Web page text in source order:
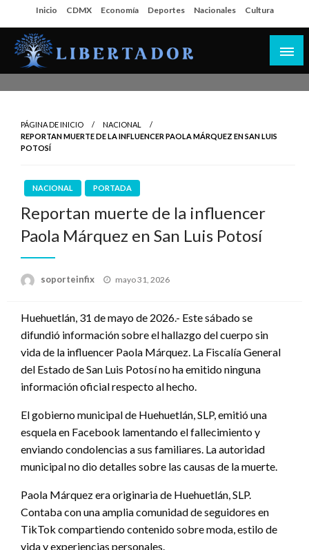
al
contenido
Inicio CDMX Economía Deportes Nacionales Cultura
PÁGINA DE INICIO
NACIONAL
REPORTAN MUERTE DE LA INFLUENCER PAOLA MÁRQUEZ EN SAN LUIS
POTOSÍ
NACIONAL PORTADA
Reportan muerte de la influencer
Paola Márquez en San Luis Potosí
soporteinfix
Publicado
mayo 31, 2026
Huehuetlán, 31 de mayo de 2026.- Este sábado se
difundió información sobre el hallazgo del cuerpo sin
vida de la influencer Paola Márquez. La Fiscalía General
del Estado de San Luis Potosí no ha emitido ninguna
información oficial respecto al hecho.
El gobierno municipal de Huehuetlán, SLP, emitió una
esquela en Facebook lamentando el fallecimiento y
enviando condolencias a sus familiares. La autoridad
municipal no dio detalles sobre las causas de la muerte.
Paola Márquez era originaria de Huehuetlán, SLP.
Contaba con una amplia comunidad de seguidores en
TikTok compartiendo contenido sobre moda, estilo de
vida y experiencias personales.